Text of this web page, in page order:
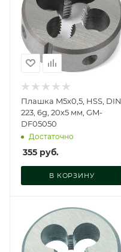
Плашка M5x0,5, HSS, DIN
223, 6g, 20х5 мм, GM-
DF05050
Достаточно
355 руб.
В КОРЗИНУ